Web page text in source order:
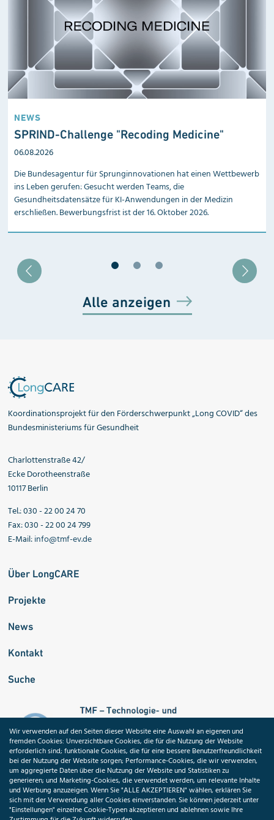
NEWS
SPRIND-Challenge "Recoding Medicine"
06.08.2026
Die Bundesagentur für Sprunginnovationen hat einen Wettbewerb
ins Leben gerufen: Gesucht werden Teams, die
Gesundheitsdatensätze für KI-Anwendungen in der Medizin
erschließen. Bewerbungsfrist ist der 16. Oktober 2026.
Alle anzeigen
Koordinationsprojekt für den Förderschwerpunkt „Long COVID“ des
Bundesministeriums für Gesundheit
Charlottenstraße 42/
Ecke Dorotheenstraße
10117 Berlin
Tel.: 030 - 22 00 24 70
Fax: 030 - 22 00 24 799
E-Mail:info@tmf-ev.de
Über LongCARE
Projekte
News
Kontakt
Suche
Wir verwenden auf den Seiten dieser Website eine Auswahl an eigenen und
fremden Cookies: Unverzichtbare Cookies, die für die Nutzung der Website
erforderlich sind; funktionale Cookies, die für eine bessere Benutzerfreundlichkeit
bei der Nutzung der Website sorgen; Performance-Cookies, die wir verwenden,
um aggregierte Daten über die Nutzung der Website und Statistiken zu
generieren; und Marketing-Cookies, die verwendet werden, um relevante Inhalte
und Werbung anzuzeigen. Wenn Sie "ALLE AKZEPTIEREN" wählen, erklären Sie
sich mit der Verwendung aller Cookies einverstanden. Sie können jederzeit unter
"Einstellungen" einzelne Cookie-Typen akzeptieren und ablehnen sowie Ihre